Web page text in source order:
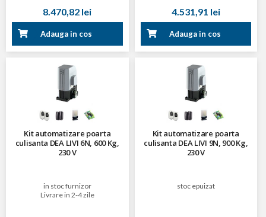
8.470,82 lei
Adauga in cos
4.531,91 lei
Adauga in cos
Kit automatizare poarta
culisanta DEA LIVI 6N, 600 Kg,
230 V
in stoc furnizor
Livrare in 2-4 zile
Kit automatizare poarta
culisanta DEA LIVI 9N, 900 Kg,
230 V
stoc epuizat